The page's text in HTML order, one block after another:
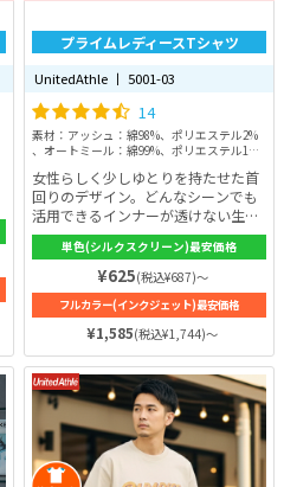
プライムレディースTシャツ
UnitedAthle 丨 5001-03
14
素材：アッシュ：綿98%、ポリエステル2%
、オートミール：綿99%、ポリエステル1%
10%、その他：綿100%
女性らしく少しゆとりを持たせた首
回りのデザイン。どんなシーンでも
活用できるインナーが透けない生地
を使用。厚みは薄すぎず、厚すぎる
こともない5.6ozのちょうどいい厚
みが「透けない」・「よれない」・
「長持ち」を可能としています。素
材は綿100%（一部カラーを除く）
で肌に優しい素材です。全49色取り
揃えているので、選ぶだけでもワク
ワクしちゃいそうですね♪
単色(シルクスクリーン)最安価格
¥625(税込¥687)～
フルカラー(インクジェット)最安価格
¥1,585(税込¥1,744)～